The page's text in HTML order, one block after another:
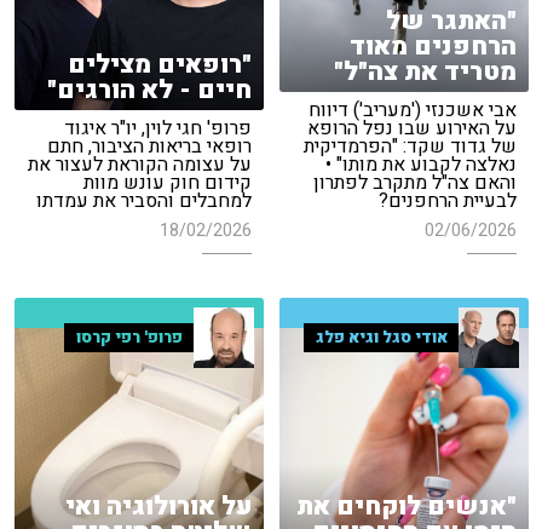
"האתגר של
הרחפנים מאוד
מטריד את צה"ל"
אבי אשכנזי ('מעריב') דיווח
על האירוע שבו נפל הרופא
של גדוד שקד: "הפרמדיקית
נאלצה לקבוע את מותו" •
והאם צה"ל מתקרב לפתרון
לבעיית הרחפנים?
02/06/2026
"רופאים מצילים
חיים - לא הורגים"
פרופ' חגי לוין, יו"ר איגוד
רופאי בריאות הציבור, חתם
על עצומה הקוראת לעצור את
קידום חוק עונש מוות
למחבלים והסביר את עמדתו
18/02/2026
אודי סגל וגיא פלג
"אנשים לוקחים את
פרופ' רפי קרסו
על אורולוגיה ואי